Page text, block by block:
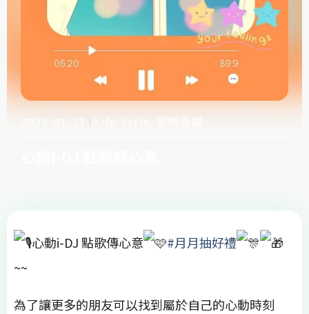
2025-01-23 Life Style 即時新聞
心動i-DJ 點歌傳心意
#月月抽好禮
~~
為了讓更多的朋友可以找到屬於自己的心動時刻